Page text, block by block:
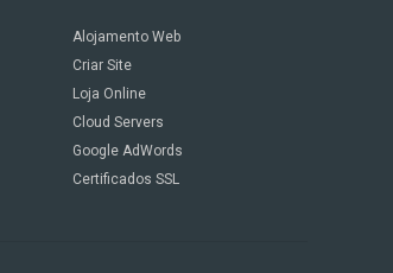
Alojamento Web
Criar Site
Loja Online
Cloud Servers
Google AdWords
Certificados SSL